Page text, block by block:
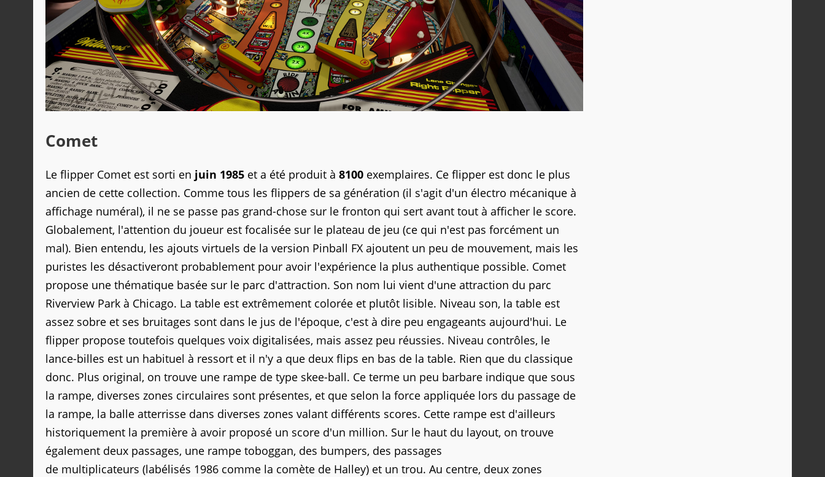
Comet
Le flipper Comet est sorti en juin 1985 et a été produit à 8100 exemplaires. Ce flipper est donc le plus
ancien de cette collection. Comme tous les flippers de sa génération (il s'agit d'un électro mécanique à
affichage numéral), il ne se passe pas grand-chose sur le fronton qui sert avant tout à afficher le score.
Globalement, l'attention du joueur est focalisée sur le plateau de jeu (ce qui n'est pas forcément un
mal). Bien entendu, les ajouts virtuels de la version Pinball FX ajoutent un peu de mouvement, mais les
puristes les désactiveront probablement pour avoir l'expérience la plus authentique possible. Comet
propose une thématique basée sur le parc d'attraction. Son nom lui vient d'une attraction du parc
Riverview Park à Chicago. La table est extrêmement colorée et plutôt lisible. Niveau son, la table est
assez sobre et ses bruitages sont dans le jus de l'époque, c'est à dire peu engageants aujourd'hui. Le
flipper propose toutefois quelques voix digitalisées, mais assez peu réussies. Niveau contrôles, le
lance-billes est un habituel à ressort et il n'y a que deux flips en bas de la table. Rien que du classique
donc. Plus original, on trouve une rampe de type skee-ball. Ce terme un peu barbare indique que sous
la rampe, diverses zones circulaires sont présentes, et que selon la force appliquée lors du passage de
la rampe, la balle atterrisse dans diverses zones valant différents scores. Cette rampe est d'ailleurs
historiquement la première à avoir proposé un score d'un million. Sur le haut du layout, on trouve
également deux passages, une rampe toboggan, des bumpers, des passages
de multiplicateurs (labélisés 1986 comme la comète de Halley) et un trou. Au centre, deux zones